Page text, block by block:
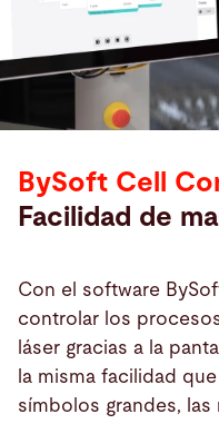
BySoft Cell
Facilidad de
Con el software
controlar los
láser gracias a la
la misma facilidad
símbolos grandes, las